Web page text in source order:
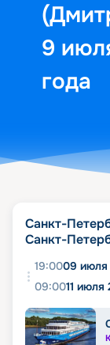
9
года
Санкт-
Санкт-
19:0009 июля
09:0011 июля